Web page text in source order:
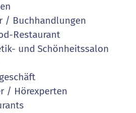
/ Buchhandlungen
Restaurant
und Schönheitssalon
/ Hörexperten